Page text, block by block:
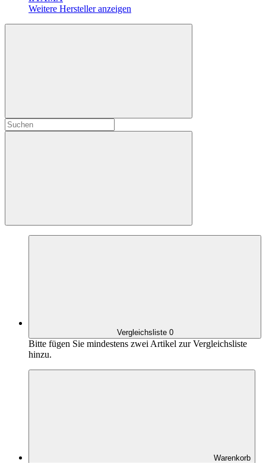
Weitere Hersteller anzeigen
Vergleichsliste 0
Bitte fügen Sie mindestens zwei Artikel zur Vergleichsliste
hinzu.
Warenkorb